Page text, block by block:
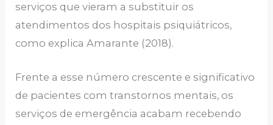
serviços que vieram a substituir os
atendimentos dos hospitais psiquiátricos,
como explica Amarante (2018).
Frente a esse número crescente e significativo
de pacientes com transtornos mentais, os
serviços de emergência acabam recebendo